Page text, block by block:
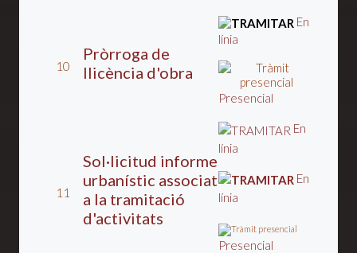
10
Pròrroga de
llicència d'obra
En
línia
Presencial
11
Sol·licitud informe
urbanístic associat
a la tramitació
d'activitats
En
línia
En
línia
Presencial